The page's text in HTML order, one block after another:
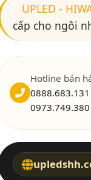
UPLED -
cấp cho ngôi
Hotline bán
0973.749.380